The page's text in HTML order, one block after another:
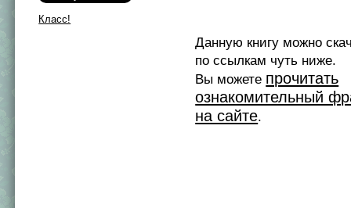
Класс!
Данную книгу можно
по ссылкам чуть ниже.
Вы можете прочитать
ознакомительный
на сайте.